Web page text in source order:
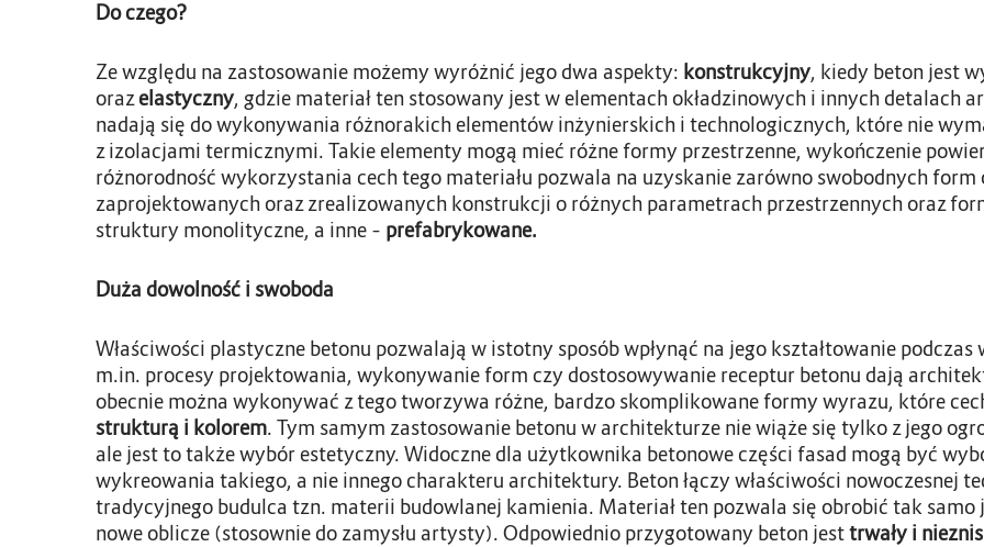
Do czego?
Ze względu na zastosowanie możemy wyróżnić jego dwa aspekty: konstrukcyjny, kiedy beton jest
orazelastyczny, gdzie materiał ten stosowany jest w elementach okładzinowych i innych detalach
nadają się do wykonywania różnorakich elementów inżynierskich i technologicznych, które nie
z izolacjami termicznymi. Takie elementy mogą mieć różne formy przestrzenne, wykończenie
różnorodność wykorzystania cech tego materiału pozwala na uzyskanie zarówno swobodnych
zaprojektowanych oraz zrealizowanych konstrukcji o różnych parametrach przestrzennych oraz
struktury monolityczne, a inne – prefabrykowane.
Duża dowolność i swoboda
Właściwości plastyczne betonu pozwalają w istotny sposób wpłynąć na jego kształtowanie
m.in. procesy projektowania, wykonywanie form czy dostosowywanie receptur betonu dają
obecnie można wykonywać z tego tworzywa różne, bardzo skomplikowane formy wyrazu, które
strukturą i kolorem. Tym samym zastosowanie betonu w architekturze nie wiąże się tylko z jego
ale jest to także wybór estetyczny. Widoczne dla użytkownika betonowe części fasad mogą być
wykreowania takiego, a nie innego charakteru architektury. Beton łączy właściwości nowoczesnej
tradycyjnego budulca tzn. materii budowlanej kamienia. Materiał ten pozwala się obrobić tak
nowe oblicze (stosownie do zamysłu artysty). Odpowiednio przygotowany beton jesttrwały i